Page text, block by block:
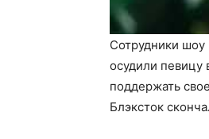
Сотрудники шоу
осудили певицу
поддержать
Блэксток